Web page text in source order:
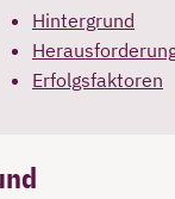
Hintergrund
Erfolgsfaktoren